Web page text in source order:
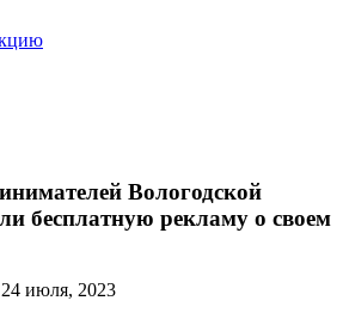
Вологодской
бесплатную рекламу о своем
июля, 2023